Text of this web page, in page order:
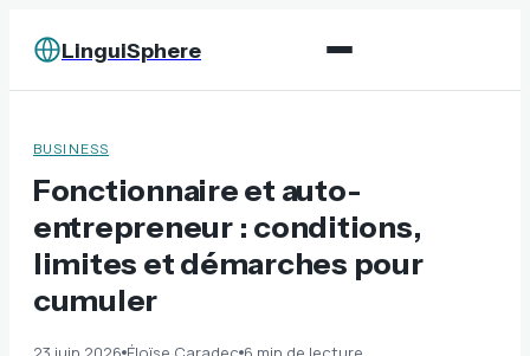
LinguiSphere
BUSINESS
Fonctionnaire et auto-
entrepreneur : conditions,
limites et démarches pour
cumuler